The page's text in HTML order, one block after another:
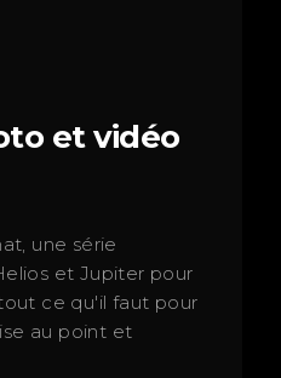
et vidéo
une série
et Jupiter pour
ce qu'il faut pour
au point et